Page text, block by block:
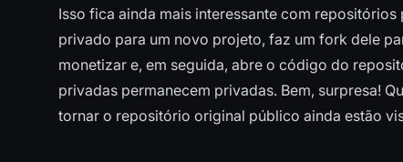
Isso fica ainda mais interessante com
privado para um novo projeto, faz um fork dele
monetizar e, em seguida, abre o código do
privadas permanecem privadas. Bem, surpresa!
tornar o repositório original público ainda estão